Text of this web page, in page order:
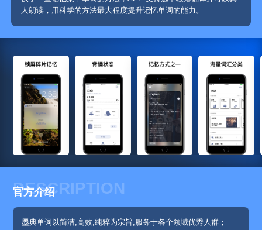
人朗读，用科学的方法最大程度提升记忆单词的能力。
DESCRIPTION
官方介绍
墨典单词以简洁,高效,纯粹为宗旨,服务于各个领域优秀人群；